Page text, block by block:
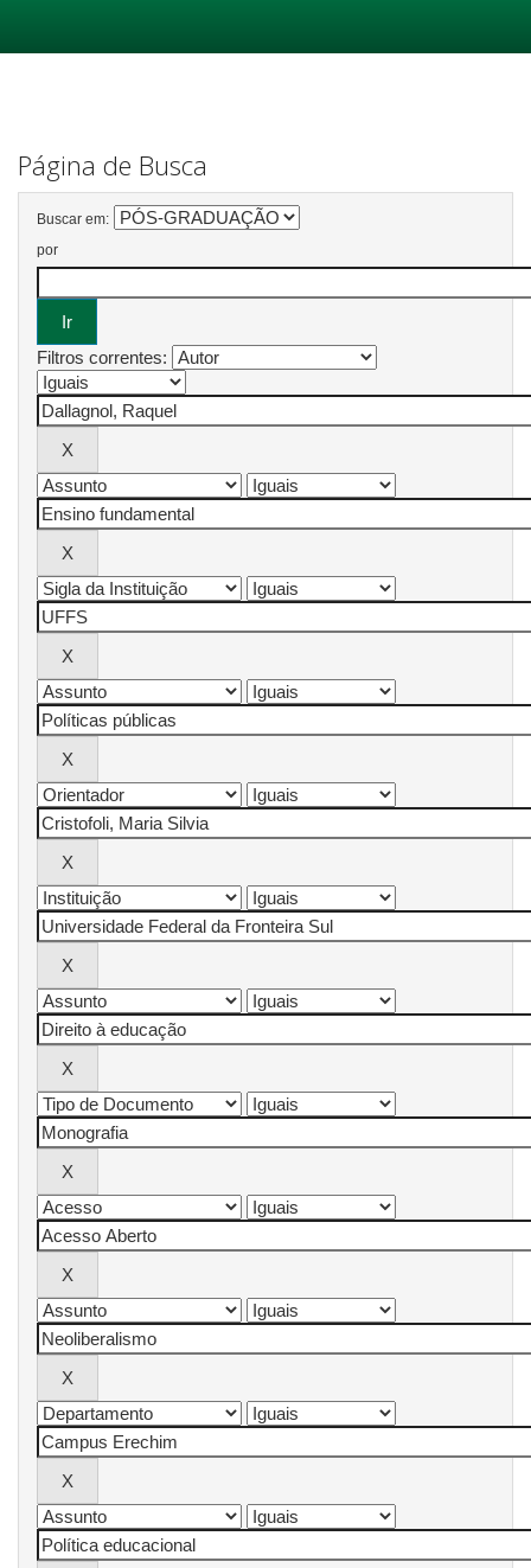
Página de Busca
Buscar em:
por
Filtros correntes: